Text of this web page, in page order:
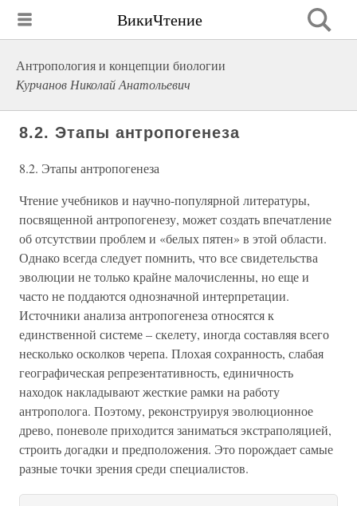
ВикиЧтение
Антропология и концепции биологии
Курчанов Николай Анатольевич
8.2. Этапы антропогенеза
8.2. Этапы антропогенеза
Чтение учебников и научно-популярной литературы,
посвященной антропогенезу, может создать впечатление
об отсутствии проблем и «белых пятен» в этой области.
Однако всегда следует помнить, что все свидетельства
эволюции не только крайне малочисленны, но еще и
часто не поддаются однозначной интерпретации.
Источники анализа антропогенеза относятся к
единственной системе – скелету, иногда составляя всего
несколько осколков черепа. Плохая сохранность, слабая
географическая репрезентативность, единичность
находок накладывают жесткие рамки на работу
антрополога. Поэтому, реконструируя эволюционное
древо, поневоле приходится заниматься экстраполяцией,
строить догадки и предположения. Это порождает самые
разные точки зрения среди специалистов.